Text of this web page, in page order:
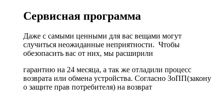
Сервисная программа
Даже с самыми ценными для вас вещами могут
случиться неожиданные неприятности. Чтобы
обезопасить вас от них, мы расширили
гарантию на 24 месяца, а так же отладили процесс
возврата или обмена устройства. Согласно ЗоПП(закону
о защите прав потребителя) на возврат